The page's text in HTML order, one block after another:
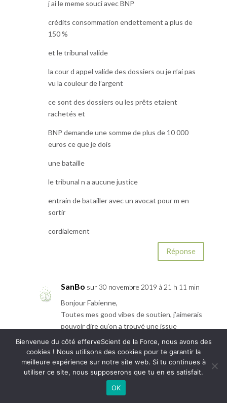
j ai le meme souci avec BNP
crédits consommation endettement a plus de
150 %
et le tribunal valide
la cour d appel valide des dossiers ou je n’ai pas
vu la couleur de l’argent
ce sont des dossiers ou les prêts etaient
rachetés et
BNP demande une somme de plus de 10 000
euros ce que je dois
une bataille
le tribunal n a aucune justice
entrain de batailler avec un avocat pour m en
sortir
cordialement
Réponse
SanBo sur 30 novembre 2019 à 21 h 11 min
Bonjour Fabienne,
Toutes mes good vibes de soutien, j’aimerais
pouvoir dire qu’on a trouvé une issue
favorable mais toute cette histoire m’a coûté
très cher et je n’ai pu qu’arrêter
l’hémorragie…
Je vous souhaite de trouver rapidement une
issue plus favorable
Bienvenue du côté efferveScient de la Force, nous avons des
cookies ! Nous utilisons des cookies pour te garantir la
meilleure expérience sur notre site web. Si tu continues à
utiliser ce site, nous supposerons que tu en es satisfait.
OK